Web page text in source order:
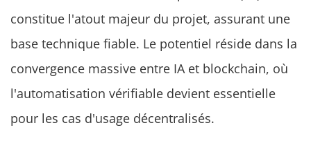
constitue l'atout majeur du projet, assurant une
base technique fiable. Le potentiel réside dans la
convergence massive entre IA et blockchain, où
l'automatisation vérifiable devient essentielle
pour les cas d'usage décentralisés.